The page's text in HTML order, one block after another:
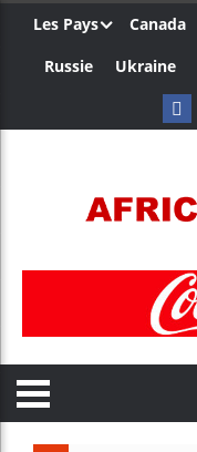
Les Pays Canada
Russie
Ukraine